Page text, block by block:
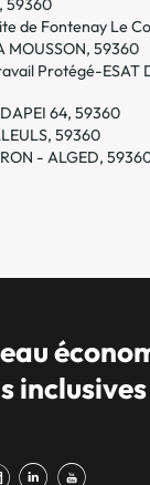
59360
de Fontenay Le
MOUSSON, 59360
Protégé-ESAT
64, 59360
59360
- ALGED,
inclusives